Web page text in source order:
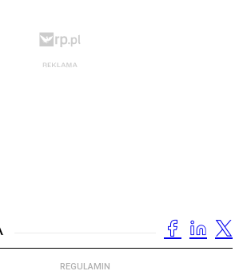
REGULAMIN